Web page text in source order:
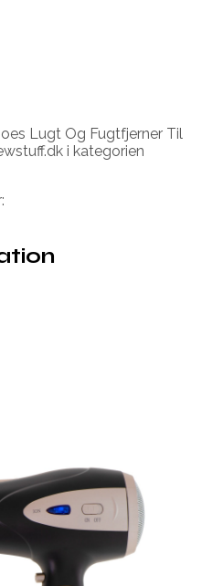
Lugt Og Fugtfjerner Til
i kategorien